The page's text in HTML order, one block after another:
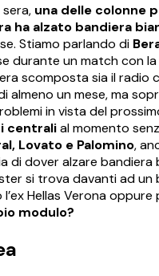
una delle colonne
ha alzato bandiera
Stiamo parlando di
durante un match con la
scomposta sia il radio
almeno un mese, ma
in vista del
centralial momento
Lovato e Palomino,
di dover alzare bandiera
si trova davanti ad un
Hellas Verona oppure
modulo?